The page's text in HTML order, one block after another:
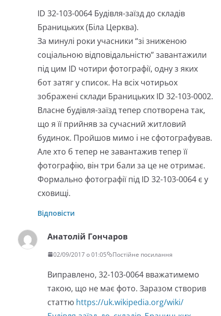
ID 32-103-0064 Будівля-заїзд до складів
Браницьких (Біла Церква).
За минулі роки учасники “зі зниженою
соціальною відповідальністю” завантажили
під цим ID чотири фотографії, одну з яких
бот затяг у список. На всіх чотирьох
зображені склади Браницьких ID 32-103-0002.
Власне будівля-заїзд тепер спотворена так,
що я її прийняв за сучасний житловий
будинок. Пройшов мимо і не сфотографував.
Але хто б тепер не завантажив тепер її
фотографію, він три бали за це не отримає.
Формально фотографії під ID 32-103-0064 є у
сховищі.
Відповісти
Анатолій Гончаров
02/09/2017 о 01:05 Постійне посилання
Виправлено, 32-103-0064 вважатимемо
такою, що не має фото. Заразом створив
статтю https://uk.wikipedia.org/wiki/